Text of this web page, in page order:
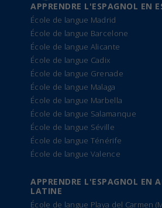
APPRENDRE L'ESPAGNOL EN
École de langue Madrid
École de langue Barcelone
École de langue Alicante
École de langue Cadix
École de langue Grenade
École de langue Malaga
École de langue Marbella
École de langue Salamanque
École de langue Séville
École de langue Ténérife
École de langue Valence
APPRENDRE L'ESPAGNOL EN
LATINE
École de langue Playa del Carmen